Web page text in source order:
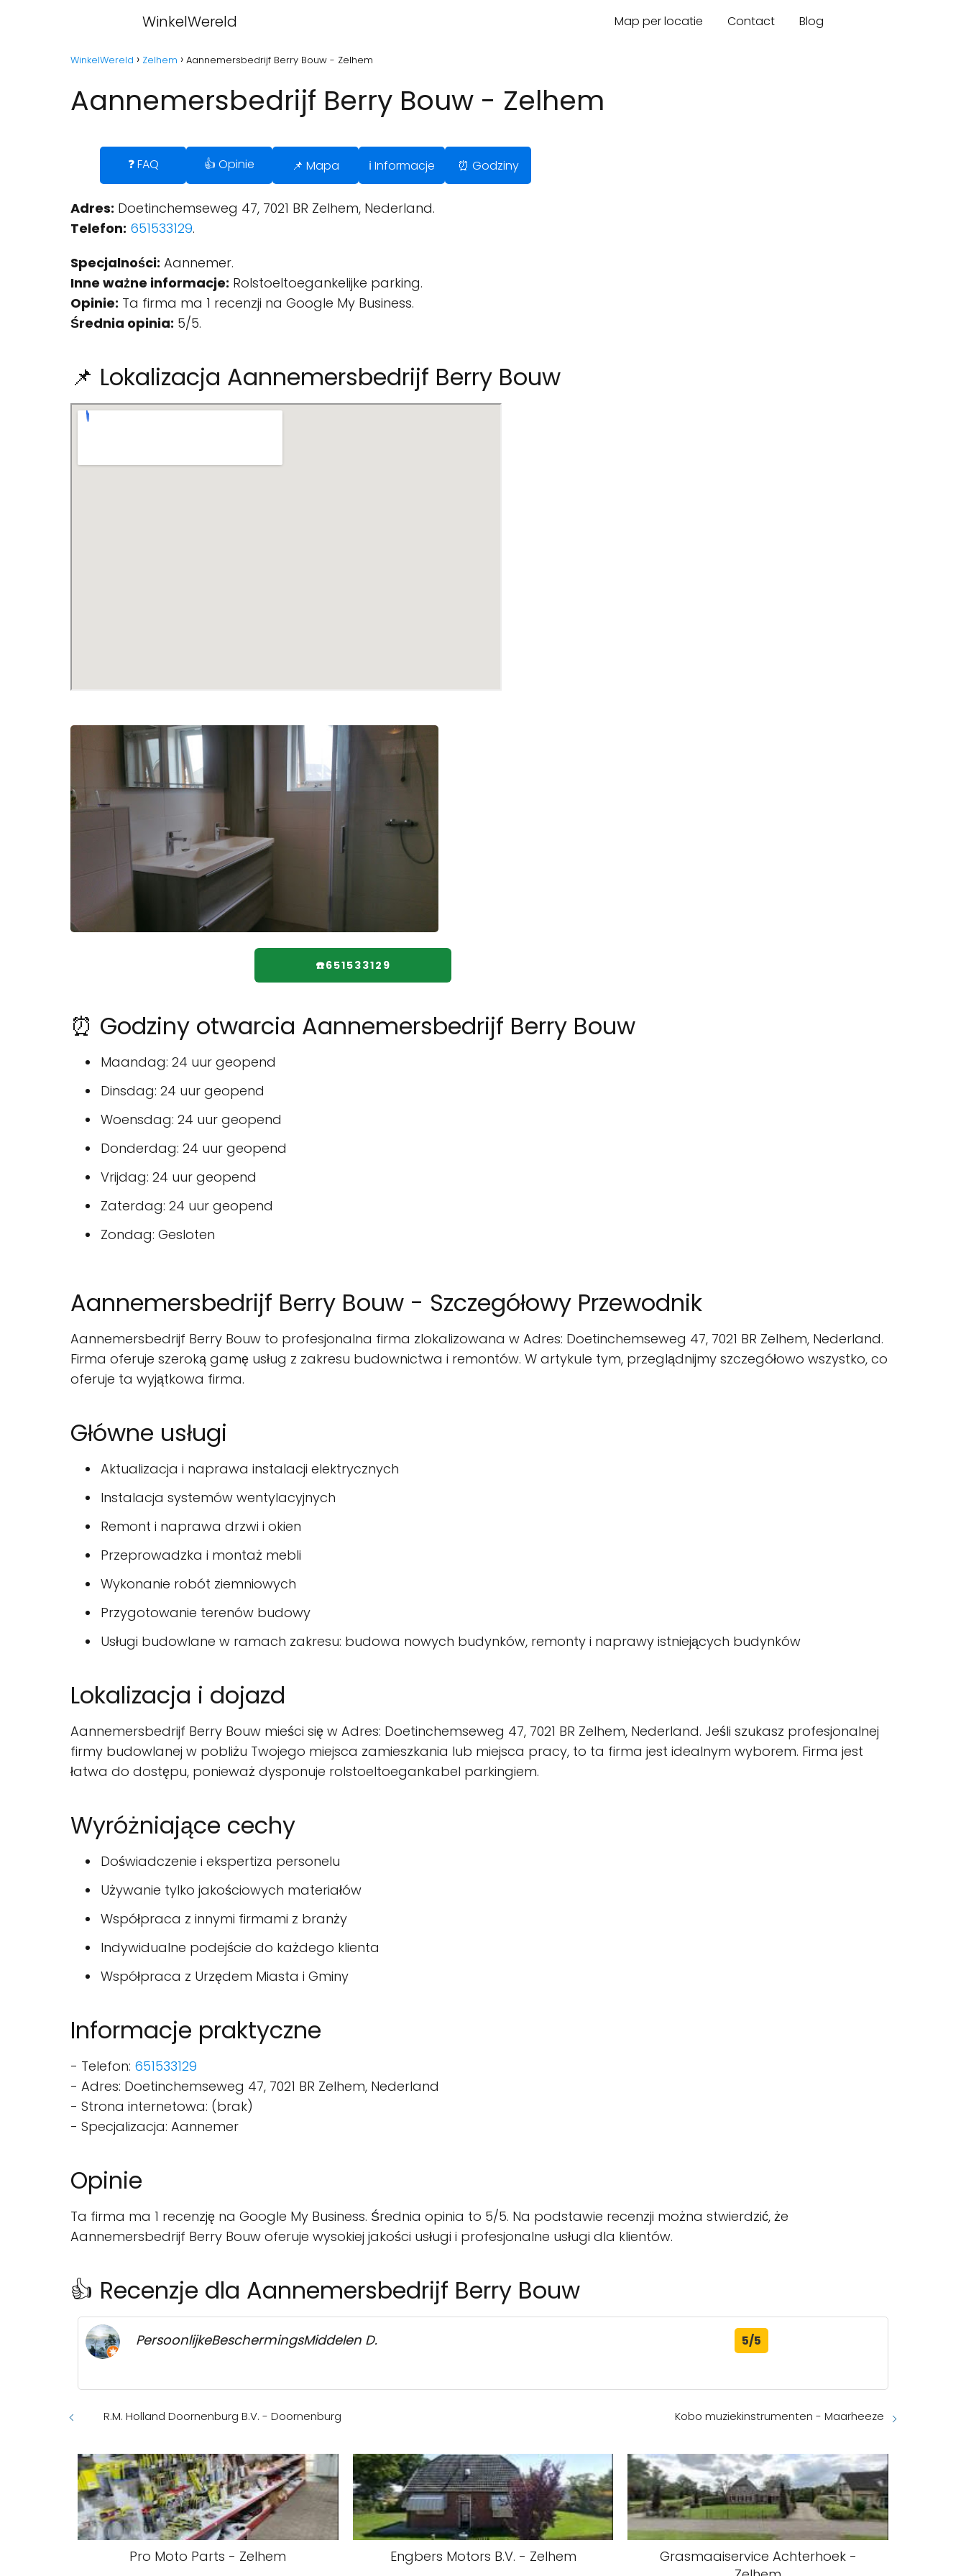
WinkelWereld Map per locatie Contact Blog
WinkelWereld Zelhem Aannemersbedrijf Berry Bouw - Zelhem
Aannemersbedrijf Berry Bouw - Zelhem
❓ FAQ 👍 Opinie 📌 Mapa ℹ️ Informacje ⏰ Godziny
Adres: Doetinchemseweg 47, 7021 BR Zelhem, Nederland.
Telefon: 651533129.
Specjalności: Aannemer.
Inne ważne informacje: Rolstoeltoegankelijke parking.
Opinie: Ta firma ma 1 recenzji na Google My Business.
Średnia opinia: 5/5.
📌 Lokalizacja Aannemersbedrijf Berry Bouw
☎️651533129
⏰ Godziny otwarcia Aannemersbedrijf Berry Bouw
Maandag: 24 uur geopend
Dinsdag: 24 uur geopend
Woensdag: 24 uur geopend
Donderdag: 24 uur geopend
Vrijdag: 24 uur geopend
Zaterdag: 24 uur geopend
Zondag: Gesloten
Aannemersbedrijf Berry Bouw - Szczegółowy Przewodnik
Aannemersbedrijf Berry Bouw to profesjonalna firma zlokalizowana w Adres: Doetinchemseweg 47, 7021 BR Zelhem, Nederland.
Firma oferuje szeroką gamę usług z zakresu budownictwa i remontów. W artykule tym, przeglądnijmy szczegółowo wszystko, co
oferuje ta wyjątkowa firma.
Główne usługi
Aktualizacja i naprawa instalacji elektrycznych
Instalacja systemów wentylacyjnych
Remont i naprawa drzwi i okien
Przeprowadzka i montaż mebli
Wykonanie robót ziemniowych
Przygotowanie terenów budowy
Usługi budowlane w ramach zakresu: budowa nowych budynków, remonty i naprawy istniejących budynków
Lokalizacja i dojazd
Aannemersbedrijf Berry Bouw mieści się w Adres: Doetinchemseweg 47, 7021 BR Zelhem, Nederland. Jeśli szukasz profesjonalnej
firmy budowlanej w pobliżu Twojego miejsca zamieszkania lub miejsca pracy, to ta firma jest idealnym wyborem. Firma jest
łatwa do dostępu, ponieważ dysponuje rolstoeltoegankabel parkingiem.
Wyróżniające cechy
Doświadczenie i ekspertiza personelu
Używanie tylko jakościowych materiałów
Współpraca z innymi firmami z branży
Indywidualne podejście do każdego klienta
Współpraca z Urzędem Miasta i Gminy
Informacje praktyczne
- Telefon: 651533129
- Adres: Doetinchemseweg 47, 7021 BR Zelhem, Nederland
- Strona internetowa: (brak)
- Specjalizacja: Aannemer
Opinie
Ta firma ma 1 recenzję na Google My Business. Średnia opinia to 5/5. Na podstawie recenzji można stwierdzić, że
Aannemersbedrijf Berry Bouw oferuje wysokiej jakości usługi i profesjonalne usługi dla klientów.
👍 Recenzje dla Aannemersbedrijf Berry Bouw
PersoonlijkeBeschermingsMiddelen D. 5/5
R.M. Holland Doornenburg B.V. - Doornenburg Kobo muziekinstrumenten - Maarheeze
Pro Moto Parts - Zelhem Engbers Motors B.V. - Zelhem
Grasmaaiservice Achterhoek -